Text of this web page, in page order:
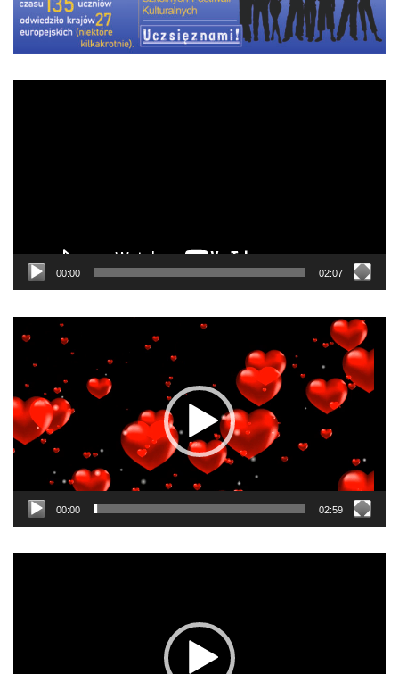
00:00 02:07
Odtwarzacz
00:00 02:59